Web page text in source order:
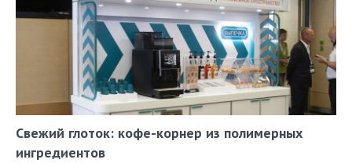
Свежий глоток: кофе-корнер из полимерных
ингредиентов